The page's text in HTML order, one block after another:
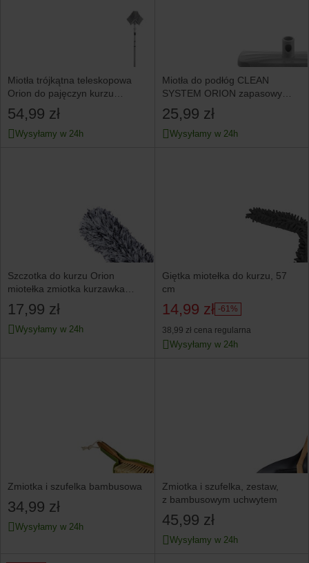
Miotła trójkątna teleskopowa
Orion do pajęczyn kurzu
zakamarków narożna
54,99 zł
Wysyłamy w 24h
Miotła do podłóg CLEAN
SYSTEM ORION zapasowy
wkład wymienna końcówka
25,99 zł
Wysyłamy w 24h
Szczotka do kurzu Orion
miotełka zmiotka kurzawka
antystatyczna do
17,99 zł
Wysyłamy w 24h
Giętka miotełka do kurzu, 57
cm
14,99 zł -61%
38,99 zł cena regularna
Wysyłamy w 24h
Zmiotka i szufelka bambusowa
34,99 zł
Wysyłamy w 24h
Zmiotka i szufelka, zestaw,
z bambusowym uchwytem
45,99 zł
Wysyłamy w 24h